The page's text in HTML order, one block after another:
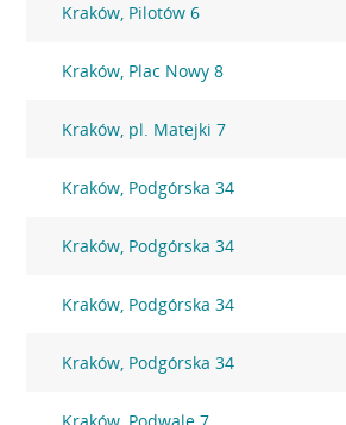
Kraków, Pilotów 6
Kraków, Plac Nowy 8
Kraków, pl. Matejki 7
Kraków, Podgórska 34
Kraków, Podgórska 34
Kraków, Podgórska 34
Kraków, Podgórska 34